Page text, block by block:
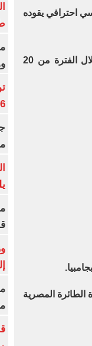
احترافي يقوده
وأوضح أن الأجندة الدولية للمنتخبات المصرية مزدحمة للغاية خلال الفترة من 20
استثنائيًا للكرة الطائرة المصرية